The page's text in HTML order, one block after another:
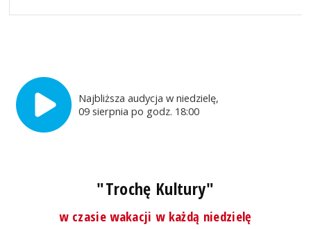
Najbliższa audycja w niedzielę,
09 sierpnia po godz. 18:00
"Trochę Kultury"
w czasie wakacji w każdą niedzielę